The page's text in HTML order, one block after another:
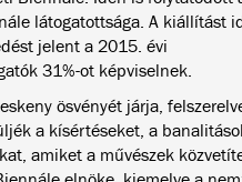
látogatottsága. A kiállítást
jelent a 2015. évi
31%-otképviselnek.
ösvényét járja,
a kísértéseket, a
amiket a művészek